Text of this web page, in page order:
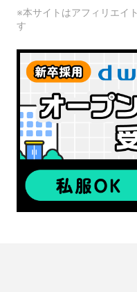
※本サイトはアフィリエイ
す